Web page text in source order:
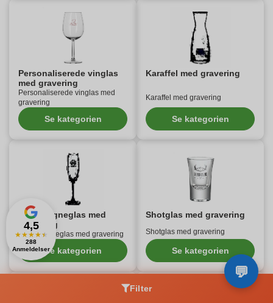
Personaliserede vinglas
med gravering
Personaliserede vinglas med
gravering
Se kategorien
Karaffel med gravering
Karaffel med gravering
Se kategorien
Champagneglas med
gravering
Champagneglas med gravering
Se kategorien
Shotglas med gravering
Shotglas med gravering
Se kategorien
Filter
4,5
★★★★★
288
Anmeldelser